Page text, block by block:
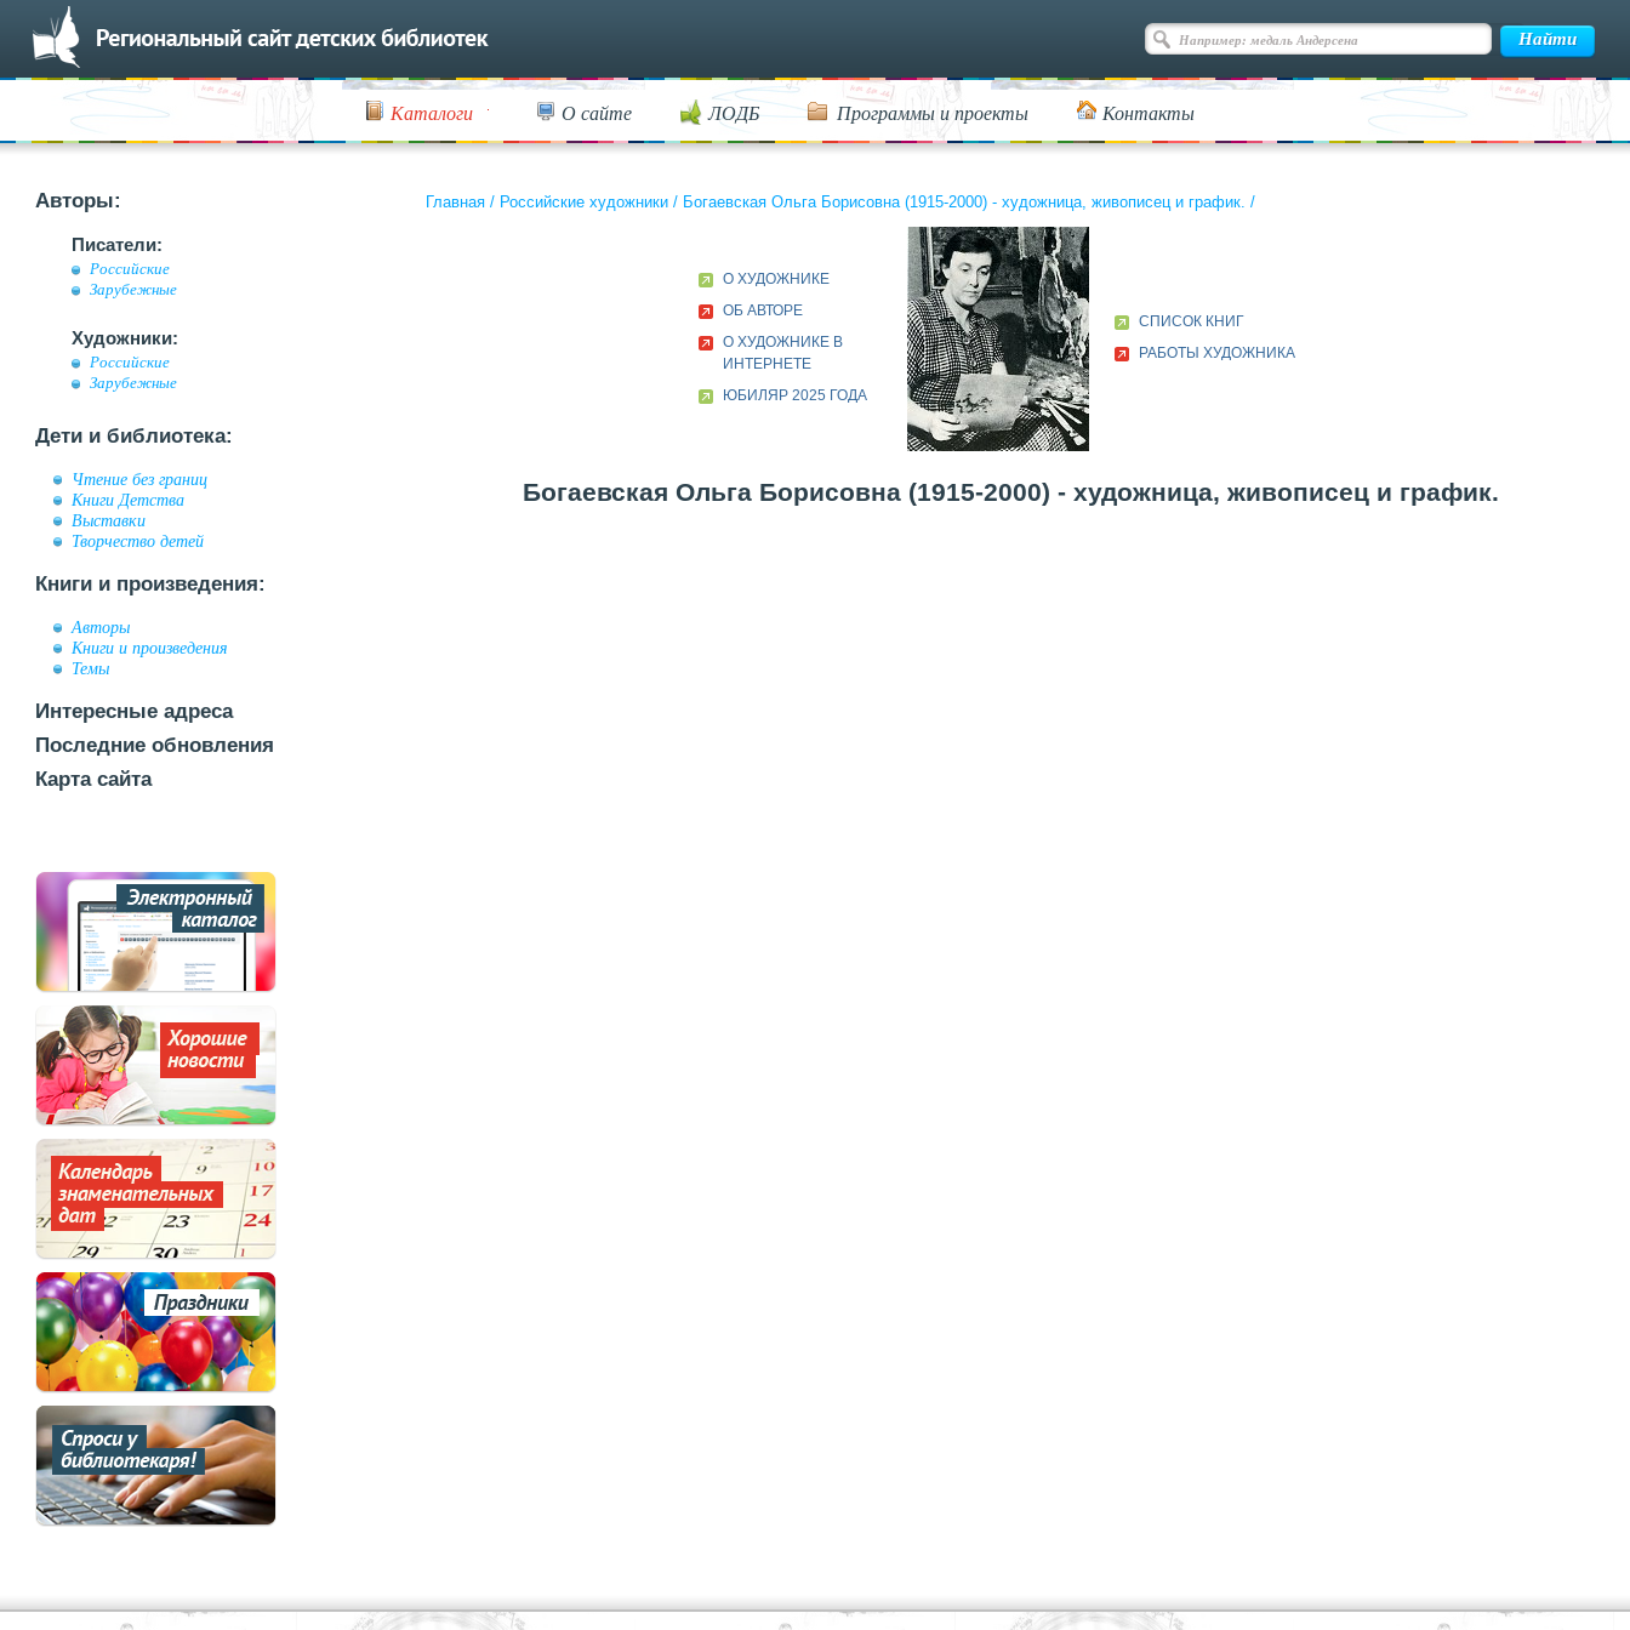
Каталоги О сайте ЛОДБ Программы и проекты Контакты
Авторы:
Писатели:
Российские
Зарубежные
Художники:
Российские
Зарубежные
Дети и библиотека:
Чтение без границ
Книги Детства
Выставки
Творчество детей
Книги и произведения:
Авторы
Книги и произведения
Темы
Интересные адреса
Последние обновления
Карта сайта
Главная / Российские художники / Богаевская Ольга Борисовна (1915-2000) - художница, живописец и график. /
О ХУДОЖНИКЕ
ОБ АВТОРЕ
О ХУДОЖНИКЕ В
ИНТЕРНЕТЕ
ЮБИЛЯР 2025 ГОДА
СПИСОК КНИГ
РАБОТЫ ХУДОЖНИКА
Богаевская Ольга Борисовна (1915-2000) - художница, живописец и график.